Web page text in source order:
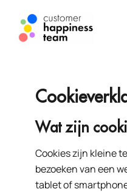
Wat zijn
Cookies zijn kleine
bezoeken van een
tablet of